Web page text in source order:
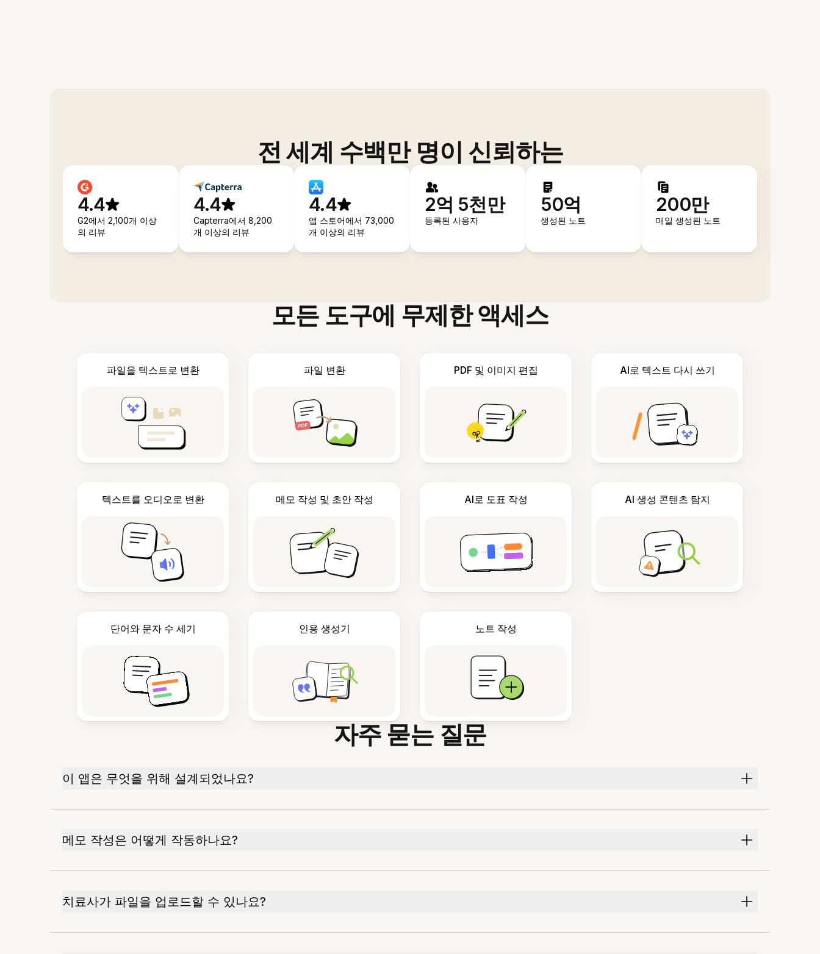
전 세계 수백만 명이 신뢰하는
4.4
G2에서 2,100개 이상
의 리뷰
4.4
Capterra에서 8,200
개 이상의 리뷰
4.4
앱 스토어에서 73,000
개 이상의 리뷰
2억 5천만
등록된 사용자
50억
생성된 노트
200만
매일 생성된 노트
모든 도구에 무제한 액세스
파일을 텍스트로 변환 파일 변환 PDF 및 이미지 편집 AI로 텍스트 다시 쓰기
텍스트를 오디오로 변환 메모 작성 및 초안 작성 AI로 도표 작성 AI 생성 콘텐츠 탐지
단어와 문자 수 세기 인용 생성기 노트 작성
자주 묻는 질문
이 앱은 무엇을 위해 설계되었나요?
메모 작성은 어떻게 작동하나요?
치료사가 파일을 업로드할 수 있나요?